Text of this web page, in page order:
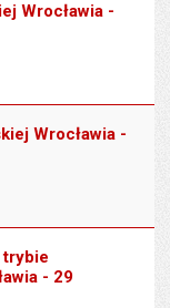
Wrocławia -
Wrocławia -
trybie
- 29